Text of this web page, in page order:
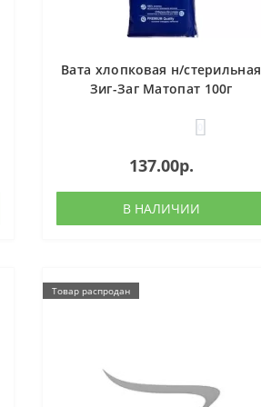
Вата хлопковая н/стерильная
Зиг-Заг Матопат 100г
137.00р.
В НАЛИЧИИ
Товар распродан